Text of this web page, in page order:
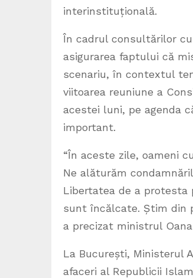
interinstituțională.
În cadrul consultărilor
asigurarea faptului că
scenariu, în contextul
viitoarea reuniune a
acestei luni, pe agenda
important.
“În aceste zile, oameni
Ne alăturăm
Libertatea de a protesta
sunt încălcate. Știm din
a precizat ministrul Oana
La București, Ministerul
afaceri al Republicii